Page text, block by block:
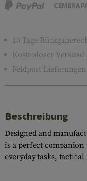
10 Tage
Kostenloser Versand
Feldpost Lieferungen
Beschreibung
Designed and
is a perfect
everyday tasks, tactical